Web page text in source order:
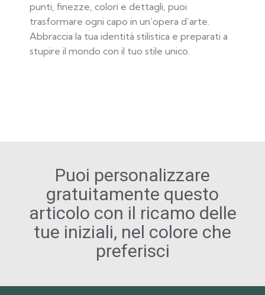
punti, finezze, colori e dettagli, puoi
trasformare ogni capo in un’opera d’arte.
Abbraccia la tua identità stilistica e preparati a
stupire il mondo con il tuo stile unico.
Puoi personalizzare
gratuitamente questo
articolo con il ricamo delle
tue iniziali, nel colore che
preferisci